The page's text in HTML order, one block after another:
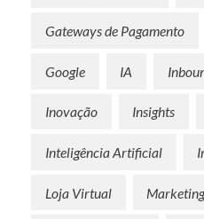
Gateways de Pagamento
Google IA
Inovação Insights
Inteligência Artificial
Loja Virtual